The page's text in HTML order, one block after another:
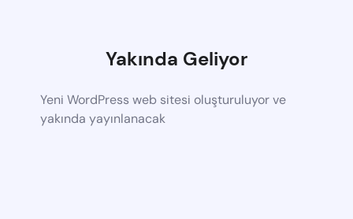
Yakında Geliyor
Yeni WordPress web sitesi oluşturuluyor ve
yakında yayınlanacak